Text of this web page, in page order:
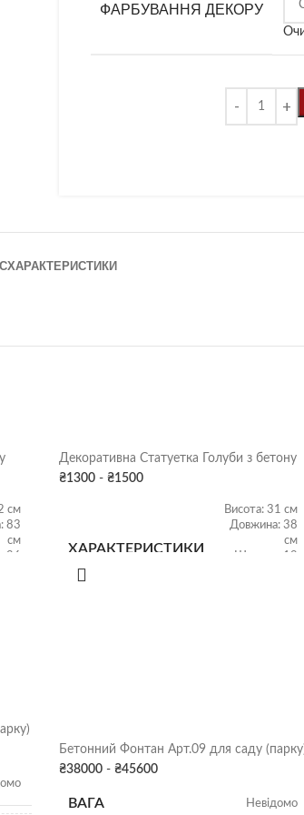
ФАРБУВАННЯ ДЕКОРУ
ХАРАКТЕРИСТИКИ
см
83
см
26
Декоративна Статуетка Голуби з бетону
₴1300 - ₴1500
ХАРАКТЕРИСТИКИ
Висота: 31 см
Довжина: 38
см
Ширина: 19
Бетонний Фонтан Арт.09 для саду
₴38000 - ₴45600
ВАГА Невідомо